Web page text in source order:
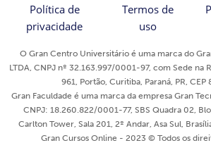
Política de
privacidade
Termos de
uso
O Gran Centro Universitário é uma marca do
LTDA, CNPJ nº 32.163.997/0001-97, com Sede na
961, Portão, Curitiba, Paraná, PR,
Gran Faculdade é uma marca da empresa Gran
CNPJ: 18.260.822/0001-77, SBS Quadra 02,
Carlton Tower, Sala 201, 2º Andar, Asa Sul,
Gran Cursos Online - 2023 © Todos os